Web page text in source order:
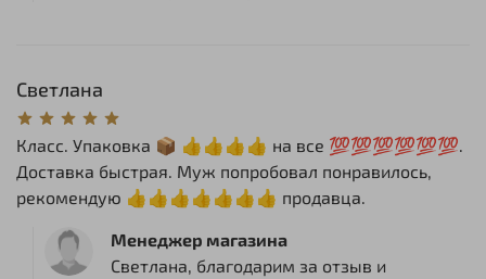
Светлана
Класс. Упаковка 📦 👍👍👍👍 на все 💯💯💯💯💯💯.
Доставка быстрая. Муж попробовал понравилось,
рекомендую 👍👍👍👍👍👍👍 продавца.
Менеджер магазина
Светлана, благодарим за отзыв и